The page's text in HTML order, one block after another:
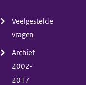
Veelgestelde
vragen
Archief
2002-
2017